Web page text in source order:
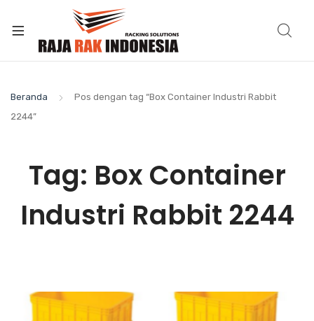
Beranda
Pos dengan tag “Box Container Industri Rabbit
2244”
Tag: Box Container
Industri Rabbit 2244